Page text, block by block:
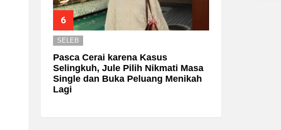
SELEB
Pasca Cerai karena Kasus
Selingkuh, Jule Pilih Nikmati Masa
Single dan Buka Peluang Menikah
Lagi